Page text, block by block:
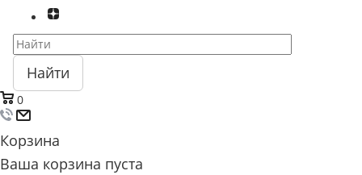
Найти
0
Корзина
Ваша корзина пуста